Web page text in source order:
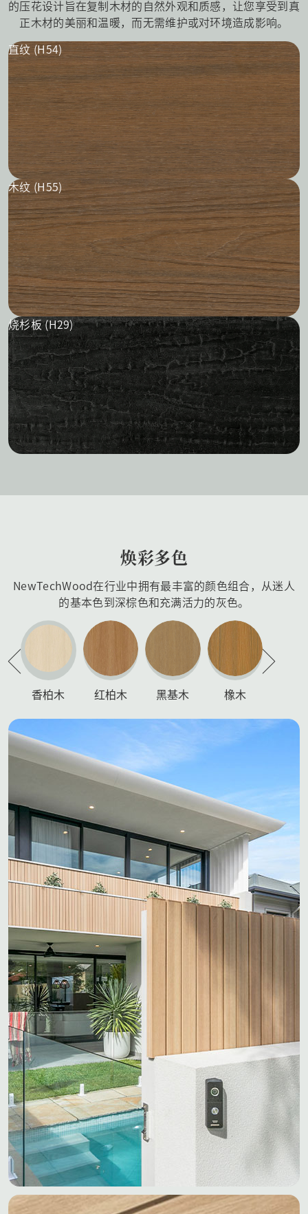
的压花设计旨在复制木材的自然外观和质感，让您享受到真
正木材的美丽和温暖，而无需维护或对环境造成影响。
直纹 (H54)
木纹 (H55)
烧杉板 (H29)
焕彩多色
NewTechWood在行业中拥有最丰富的颜色组合，从迷人
的基本色到深棕色和充满活力的灰色。
香柏木 红柏木 黑基木 橡木